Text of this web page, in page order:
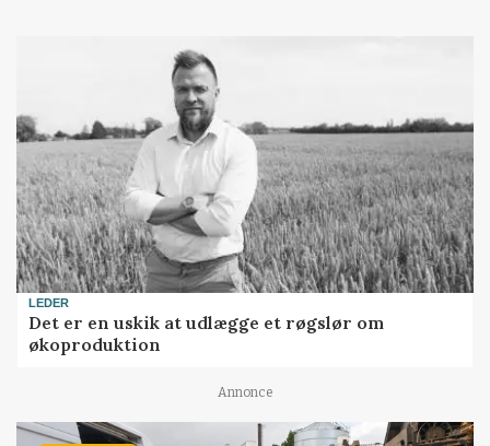
LEDER
Det er en uskik at udlægge et røgslør om
økoproduktion
Annonce